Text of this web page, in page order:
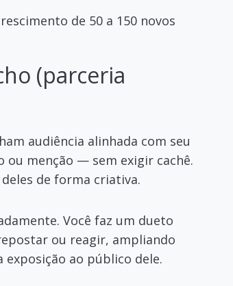
de 50 a 150 novos
(parceria
audiência alinhada com seu
menção — sem exigir cachê.
de forma criativa.
Você faz um dueto
ou reagir, ampliando
exposição ao público dele.